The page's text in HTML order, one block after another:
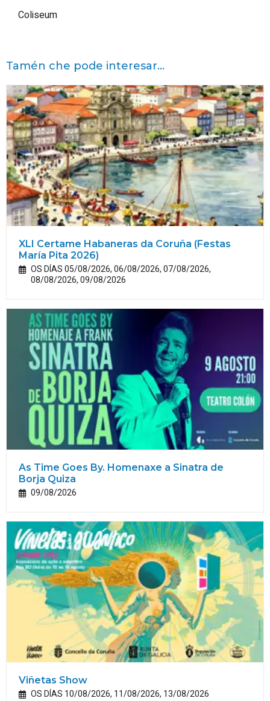
Coliseum
Tamén che pode interesar...
XLI Certame Habaneras da Coruña (Festas
María Pita 2026)
OS DÍAS 05/08/2026, 06/08/2026, 07/08/2026,
08/08/2026, 09/08/2026
As Time Goes By. Homenaxe a Sinatra de
Borja Quiza
09/08/2026
Viñetas Show
OS DÍAS 10/08/2026, 11/08/2026, 13/08/2026